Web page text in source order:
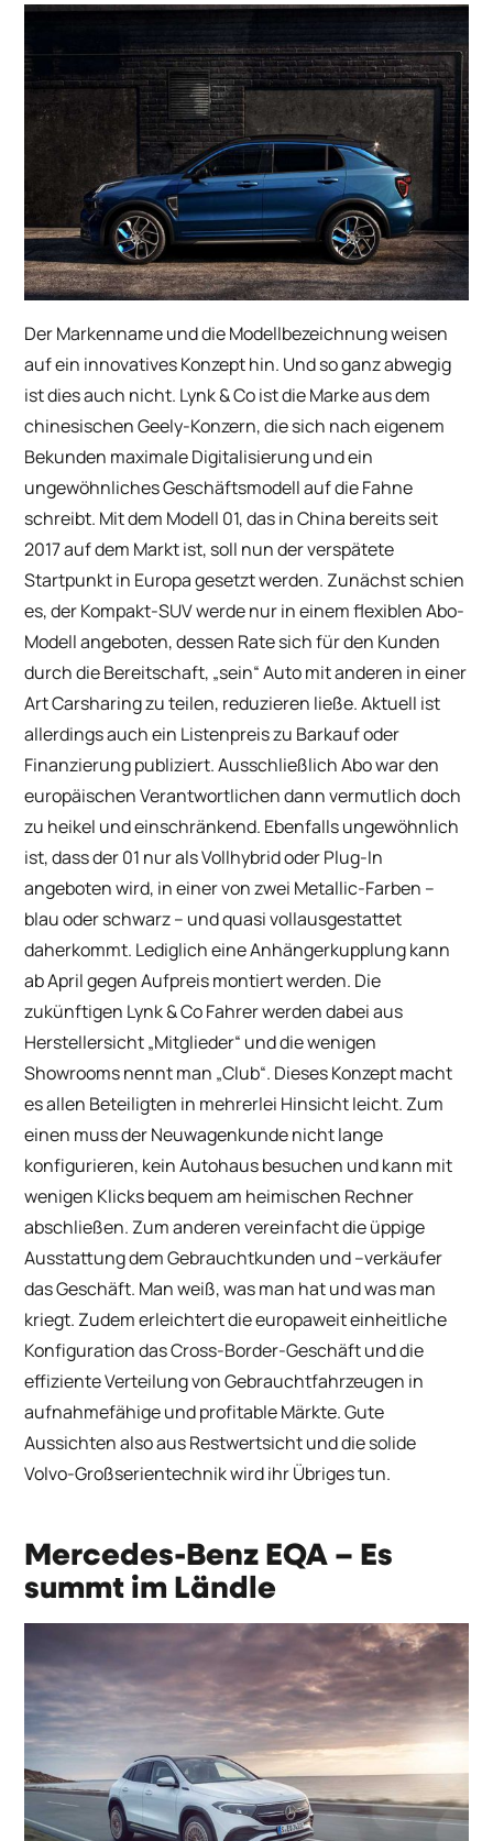
Der Markenname und die Modellbezeichnung weisen
auf ein innovatives Konzept hin. Und so ganz abwegig
ist dies auch nicht. Lynk & Co ist die Marke aus dem
chinesischen Geely-Konzern, die sich nach eigenem
Bekunden maximale Digitalisierung und ein
ungewöhnliches Geschäftsmodell auf die Fahne
schreibt. Mit dem Modell 01, das in China bereits seit
2017 auf dem Markt ist, soll nun der verspätete
Startpunkt in Europa gesetzt werden. Zunächst schien
es, der Kompakt-SUV werde nur in einem flexiblen Abo-
Modell angeboten, dessen Rate sich für den Kunden
durch die Bereitschaft, „sein“ Auto mit anderen in einer
Art Carsharing zu teilen, reduzieren ließe. Aktuell ist
allerdings auch ein Listenpreis zu Barkauf oder
Finanzierung publiziert. Ausschließlich Abo war den
europäischen Verantwortlichen dann vermutlich doch
zu heikel und einschränkend. Ebenfalls ungewöhnlich
ist, dass der 01 nur als Vollhybrid oder Plug-In
angeboten wird, in einer von zwei Metallic-Farben –
blau oder schwarz – und quasi vollausgestattet
daherkommt. Lediglich eine Anhängerkupplung kann
ab April gegen Aufpreis montiert werden. Die
zukünftigen Lynk & Co Fahrer werden dabei aus
Herstellersicht „Mitglieder“ und die wenigen
Showrooms nennt man „Club“. Dieses Konzept macht
es allen Beteiligten in mehrerlei Hinsicht leicht. Zum
einen muss der Neuwagenkunde nicht lange
konfigurieren, kein Autohaus besuchen und kann mit
wenigen Klicks bequem am heimischen Rechner
abschließen. Zum anderen vereinfacht die üppige
Ausstattung dem Gebrauchtkunden und –verkäufer
das Geschäft. Man weiß, was man hat und was man
kriegt. Zudem erleichtert die europaweit einheitliche
Konfiguration das Cross-Border-Geschäft und die
effiziente Verteilung von Gebrauchtfahrzeugen in
aufnahmefähige und profitable Märkte. Gute
Aussichten also aus Restwertsicht und die solide
Volvo-Großserientechnik wird ihr Übriges tun.
Mercedes-Benz EQA – Es
summt im Ländle